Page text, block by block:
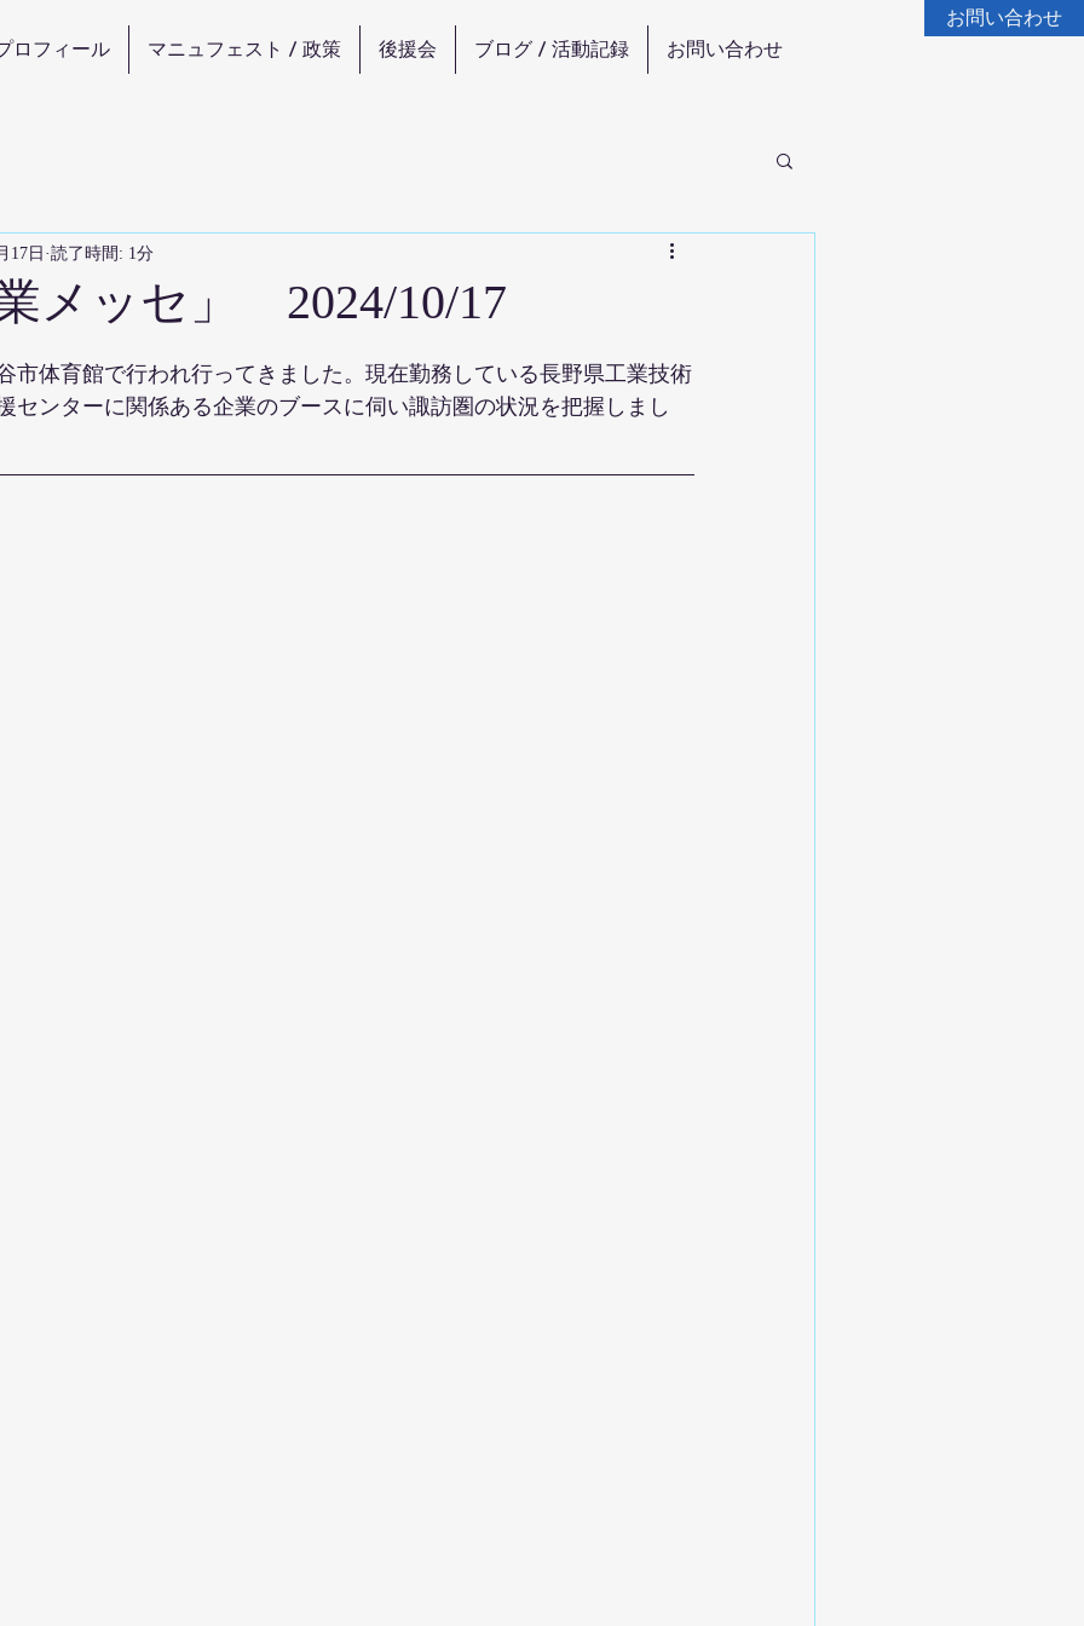
ロフィール マニュフェスト / 政策 後援会 ブログ / 活動記録 お問い合わせ
お問い合わせ
メッセ」 2024/10/17
17日 読了時間: 1分
市体育館で行われ行ってきました。現在勤務している長野県工業技術
センターに関係ある企業のブースに伺い諏訪圏の状況を把握しまし